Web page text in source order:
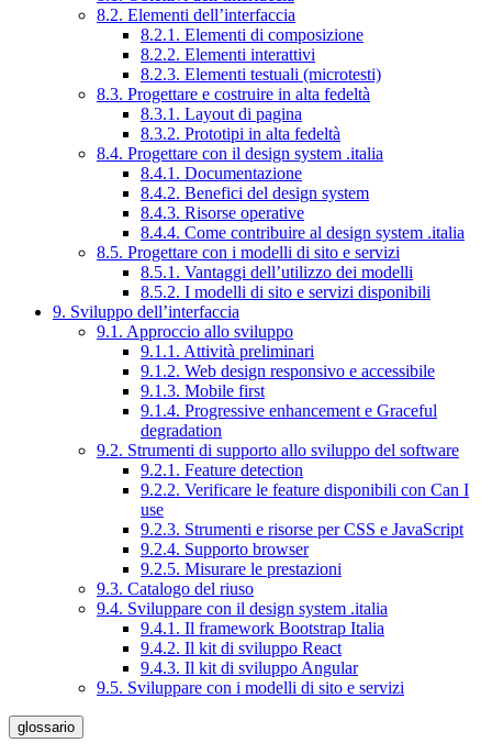
8.2. Elementi dell’interfaccia
8.2.1. Elementi di composizione
8.2.2. Elementi interattivi
8.2.3. Elementi testuali (microtesti)
8.3. Progettare e costruire in alta fedeltà
8.3.1. Layout di pagina
8.3.2. Prototipi in alta fedeltà
8.4. Progettare con il design system .italia
8.4.1. Documentazione
8.4.2. Benefici del design system
8.4.3. Risorse operative
8.4.4. Come contribuire al design system .italia
8.5. Progettare con i modelli di sito e servizi
8.5.1. Vantaggi dell’utilizzo dei modelli
8.5.2. I modelli di sito e servizi disponibili
9. Sviluppo dell’interfaccia
9.1. Approccio allo sviluppo
9.1.1. Attività preliminari
9.1.2. Web design responsivo e accessibile
9.1.3. Mobile first
9.1.4. Progressive enhancement e Graceful
degradation
9.2. Strumenti di supporto allo sviluppo del software
9.2.1. Feature detection
9.2.2. Verificare le feature disponibili con Can I
use
9.2.3. Strumenti e risorse per CSS e JavaScript
9.2.4. Supporto browser
9.2.5. Misurare le prestazioni
9.3. Catalogo del riuso
9.4. Sviluppare con il design system .italia
9.4.1. Il framework Bootstrap Italia
9.4.2. Il kit di sviluppo React
9.4.3. Il kit di sviluppo Angular
9.5. Sviluppare con i modelli di sito e servizi
glossario